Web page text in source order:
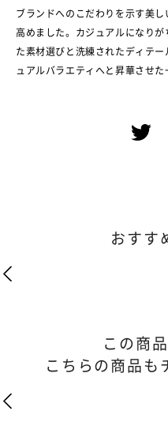
ブランドへのこだわりを示す美
高めました。カジュアルになり
た素材選びと洗練されたディテ
ュアルバラエティへと昇華させた
おすす
この商
こちらの商品も